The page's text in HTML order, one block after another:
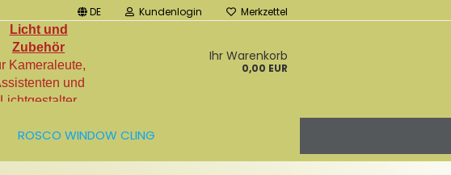
DE Kundenlogin Merkzettel
Licht und
Zubehör
Kameraleute,
und
Lichtgestalter
Ihr Warenkorb
0,00 EUR
ROSCO WINDOW CLING